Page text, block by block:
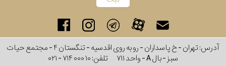
آدرس: تهران - خ پاسداران - رو به روی اقدسیه - تنگستان ۴ - مجتمع حیات
سبز - بال A - واحد ۷۱۱
تلفن:۰۲۱ - ۷۱۴ ۰۰۰ ۱۰